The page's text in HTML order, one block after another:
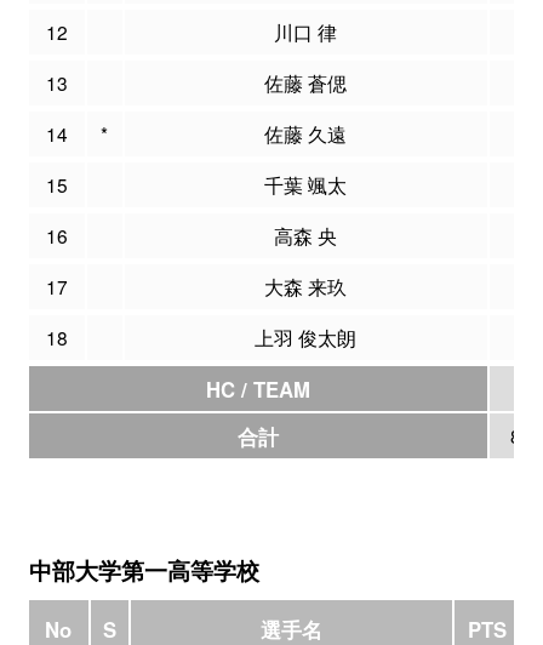
12
川口 律
13
佐藤 蒼偲
14
* 佐藤 久遠
15
千葉 颯太
16
高森 央
17
大森 来玖
18
上羽 俊太朗
HC / TEAM
合計 86
中部大学第一高等学校
No S 選手名 PTS